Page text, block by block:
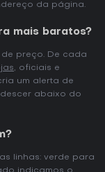
da página.
mais baratos?
preço. De cada
, oficiais e
um alerta de
abaixo do
linhas: verde para